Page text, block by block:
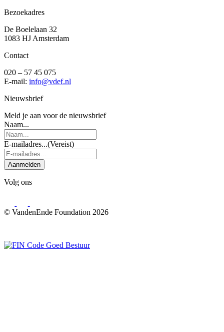
Bezoekadres
De Boelelaan 32
1083 HJ Amsterdam
Contact
020 – 57 45 075
E-mail: info@vdef.nl
Nieuwsbrief
Meld je aan voor de nieuwsbrief
Naam...
E-mailadres...(Vereist)
Aanmelden
Volg ons
© VandenEnde Foundation 2026